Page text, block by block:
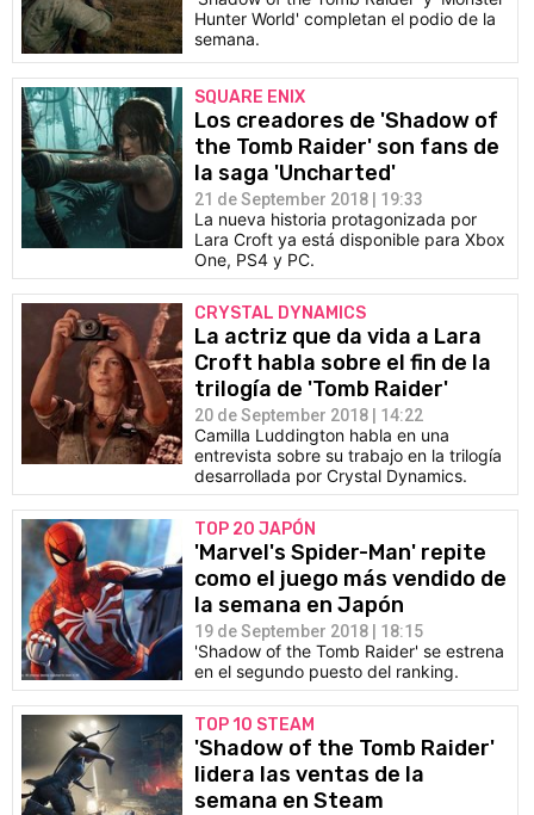
Hunter World' completan el podio de la
semana.
SQUARE ENIX
Los creadores de 'Shadow of
the Tomb Raider' son fans de
la saga 'Uncharted'
21 de September 2018 | 19:33
La nueva historia protagonizada por
Lara Croft ya está disponible para Xbox
One, PS4 y PC.
CRYSTAL DYNAMICS
La actriz que da vida a Lara
Croft habla sobre el fin de la
trilogía de 'Tomb Raider'
20 de September 2018 | 14:22
Camilla Luddington habla en una
entrevista sobre su trabajo en la trilogía
desarrollada por Crystal Dynamics.
TOP 20 JAPÓN
'Marvel's Spider-Man' repite
como el juego más vendido de
la semana en Japón
19 de September 2018 | 18:15
'Shadow of the Tomb Raider' se estrena
en el segundo puesto del ranking.
TOP 10 STEAM
'Shadow of the Tomb Raider'
lidera las ventas de la
semana en Steam